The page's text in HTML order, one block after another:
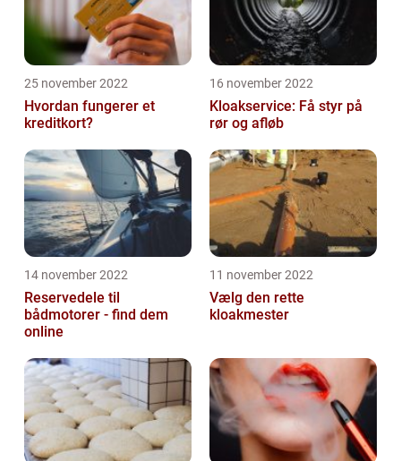
25 november 2022
Hvordan fungerer et
kreditkort?
16 november 2022
Kloakservice: Få styr på
rør og afløb
14 november 2022
Reservedele til
bådmotorer - find dem
online
11 november 2022
Vælg den rette
kloakmester